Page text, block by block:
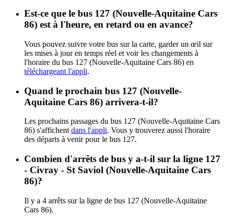
Est-ce que le bus 127 (Nouvelle-Aquitaine Cars
86) est à l'heure, en retard ou en avance?
Vous pouvez suivre votre bus sur la carte, garder un œil sur
les mises à jour en temps réel et voir les changements à
l'horaire du bus 127 (Nouvelle-Aquitaine Cars 86) en
téléchargeant l'appli.
Quand le prochain bus 127 (Nouvelle-
Aquitaine Cars 86) arrivera-t-il?
Les prochains passages du bus 127 (Nouvelle-Aquitaine Cars
86) s'affichent dans l'appli. Vous y trouverez aussi l'horaire
des départs à venir pour le bus 127.
Combien d'arrêts de bus y a-t-il sur la ligne 127
- Civray - St Saviol (Nouvelle-Aquitaine Cars
86)?
Il y a 4 arrêts sur la ligne de bus 127 (Nouvelle-Aquitaine
Cars 86).